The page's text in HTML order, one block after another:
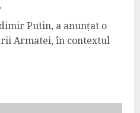
Putin, a anunțat o
Armatei, în contextul